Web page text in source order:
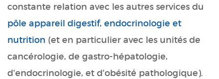
constante relation avec les autres services du
pôle appareil digestif, endocrinologie et
nutrition (et en particulier avec les unités de
cancérologie, de gastro-hépatologie,
d'endocrinologie, et d'obésité pathologique).